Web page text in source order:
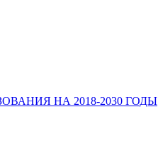
НА 2018-2030 ГОДЫ